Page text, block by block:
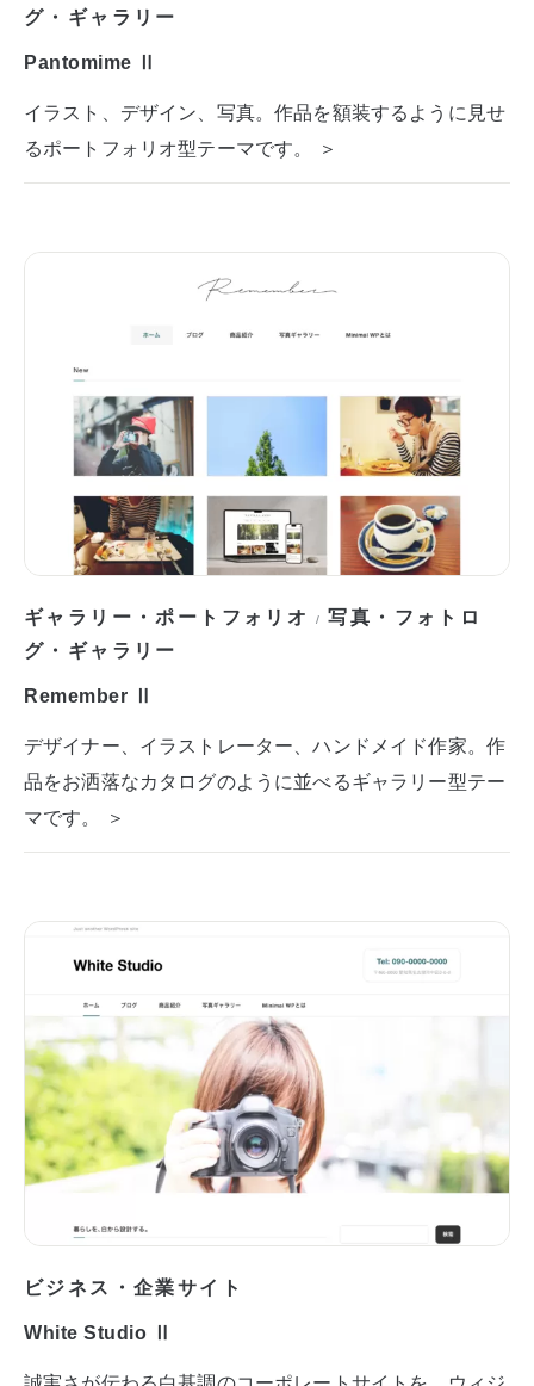
グ・ギャラリー
Pantomime Ⅱ
イラスト、デザイン、写真。作品を額装するように見せ
るポートフォリオ型テーマです。 ＞
ギャラリー・ポートフォリオ /写真・フォトロ
グ・ギャラリー
Remember Ⅱ
デザイナー、イラストレーター、ハンドメイド作家。作
品をお洒落なカタログのように並べるギャラリー型テー
マです。 ＞
ビジネス・企業サイト
White Studio Ⅱ